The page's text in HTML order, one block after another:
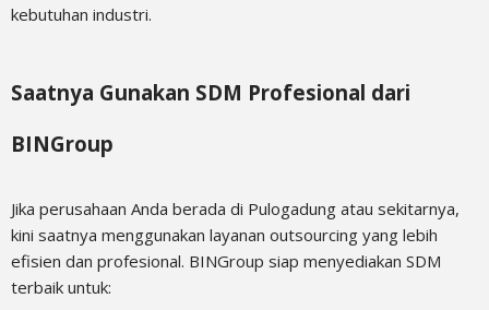
kebutuhan industri.
Saatnya Gunakan SDM Profesional dari
BINGroup
Jika perusahaan Anda berada di Pulogadung atau sekitarnya,
kini saatnya menggunakan layanan outsourcing yang lebih
efisien dan profesional. BINGroup siap menyediakan SDM
terbaik untuk: